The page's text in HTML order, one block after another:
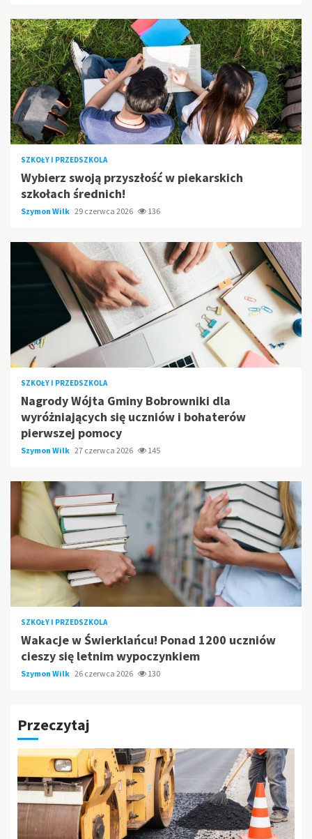
SZKOŁY I PRZEDSZKOLA
Wybierz swoją przyszłość w piekarskich
szkołach średnich!
Szymon Wilk 29 czerwca 2026 136
SZKOŁY I PRZEDSZKOLA
Nagrody Wójta Gminy Bobrowniki dla
wyróżniających się uczniów i bohaterów
pierwszej pomocy
Szymon Wilk 27 czerwca 2026 145
SZKOŁY I PRZEDSZKOLA
Wakacje w Świerklańcu! Ponad 1200 uczniów
cieszy się letnim wypoczynkiem
Szymon Wilk 26 czerwca 2026 130
Przeczytaj